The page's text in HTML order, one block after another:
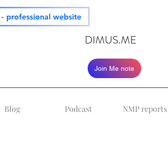
professional website
DIMUS.ME
Join Me note
Blog Podcast NMP reports